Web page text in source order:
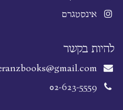
אינסטגרם
להיות בקשר
02-623-5559